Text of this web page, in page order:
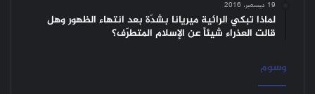
19 ديسمبر، 2016
لماذا تبكي الرائية ميريانا بشدّة بعد انتهاء الظهور وهل
قالت العذراء شيئاً عن الإسلام المتطرّف؟
وسوم